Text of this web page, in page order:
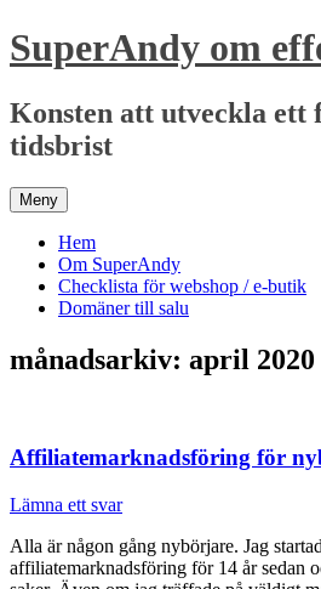
Hoppa
till
SuperAndy om
Konsten att utveckla ett
tidsbrist
Meny
Hem
Om SuperAndy
Checklista för webshop / e-butik
Domäner till salu
månadsarkiv: april 2020
Affiliatemarknadsföring för
Lämna ett svar
Alla är någon gång nybörjare. Jag
affiliatemarknadsföring för 14 år sedan